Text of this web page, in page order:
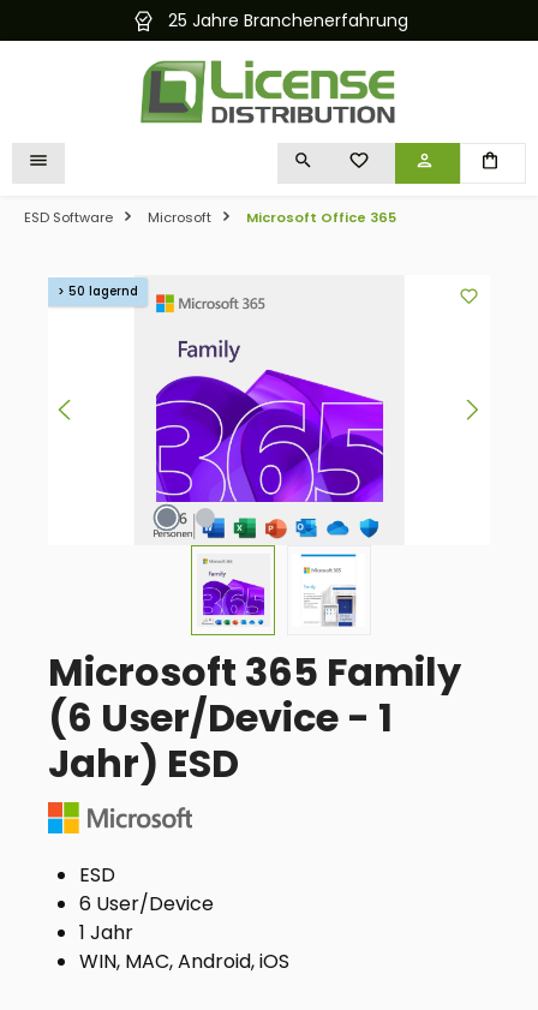
springen 25 Jahre Branchenerfahrung
DU HAST 0 PRODUKTE
ESD Software Microsoft Microsoft Office 365
Bildergalerie überspringen
> 50 lagernd
Microsoft 365 Family
(6 User/Device - 1
Jahr) ESD
ESD
6 User/Device
1 Jahr
WIN, MAC, Android, iOS